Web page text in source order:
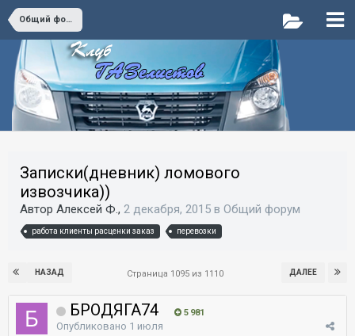
Общий форум
Записки(дневник) ломового
извозчика))
Автор Алексей Ф., 2 декабря, 2015 в Общий форум
работа клиенты расценки заказ перевозки
НАЗАД ДАЛЕЕ
Страница 1095 из 1110
БРОДЯГА74 5 981
Опубликовано 1 июля